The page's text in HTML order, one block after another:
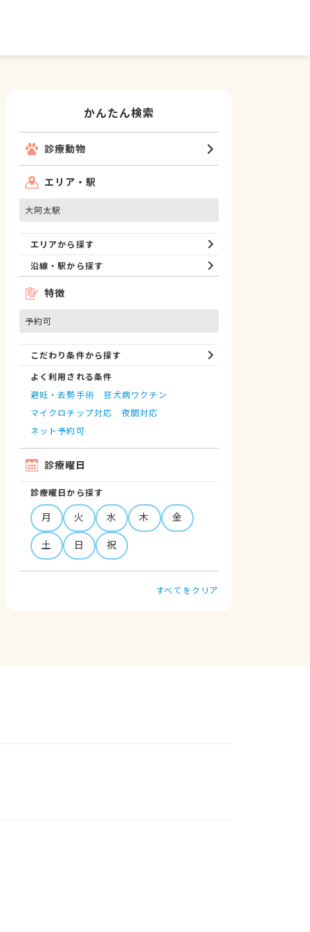
かんたん検索
診療動物
エリア・駅
大阿太駅
エリアから探す
沿線・駅から探す
特徴
予約可
こだわり条件から探す
よく利用される条件
避妊・去勢手術
狂犬病ワクチン
マイクロチップ対応
夜間対応
ネット予約可
診療曜日
診療曜日から探す
月 火 水 木
金
土
日 祝
すべてをクリア